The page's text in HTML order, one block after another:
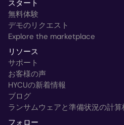
スタート
無料体験
デモのリクエスト
Explore the marketplace
リソース
サポート
お客様の声
HYCUの新着情報
ブログ
ランサムウェアと準備状況の計算
フォロー